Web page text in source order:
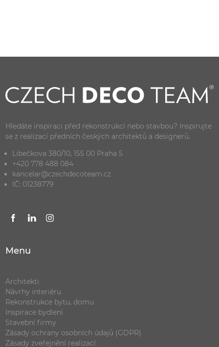
Hledáte inspiraci před rekonstrukcí nebo stavbou? Inspirujte
se z realizací předních českých architektů a designerů.
Libečkova 380/10, 155 00 Praha 5
+420 778 488 084
kancelar@czechdecoteam.cz
IČ: 01238779
Menu
Architekti
Návrhy interiéru
Rekonstrukce bytu, domu
Inspirace bydlení
Stavební firmy
Zásady ochrany osobních údajů (GDPR)
Zásady zveřejnění realizací